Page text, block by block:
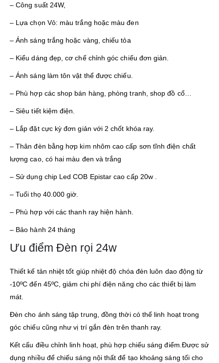
– Công suất 24W,
– Lựa chọn Vỏ: màu trắng hoặc màu đen
– Ánh sáng trắng hoặc vàng, chiếu tỏa
– Kiểu dáng đẹp, cơ chế chỉnh góc chiếu đơn giản.
– Ánh sáng làm tôn vật thể được chiếu.
– Phù hợp các shop bán hàng, phòng tranh, shop đồ cổ…
– Siêu tiết kiệm điện.
– Lắp đặt cực kỳ đơn giản với 2 chốt khóa ray.
– Thân đèn bằng hợp kim nhôm cao cấp sơn tĩnh điện chất
lượng cao, có hai màu đen và trắng
– Sử dụng chip Led COB Epistar cao cấp 20w .
– Tuổi thọ 40.000 giờ.
– Phù hợp với các thanh ray hiện hành.
– Bảo hành 24 tháng
Ưu điểm Đèn rọi 24w
Thiết kế tản nhiệt tốt giúp nhiệt độ chóa đèn luôn dao động từ
-10ºC đến 45ºC, giảm chi phí điện năng cho các thiết bị làm
mát.
Đèn cho ánh sáng tập trung, đồng thời có thể linh hoạt trong
góc chiếu cũng như vị trí gắn đèn trên thanh ray.
Kết cấu điều chỉnh linh hoạt, phù hợp chiếu sáng điểm.Được sử
dụng nhiều để chiếu sáng nội thất để tạo khoảng sáng tối cho